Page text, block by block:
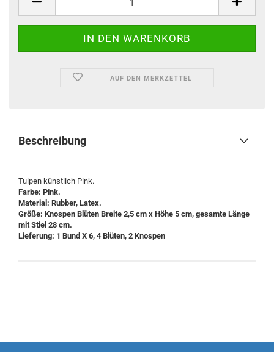
AUF DEN MERKZETTEL
Beschreibung
Tulpen künstlich Pink.
Farbe: Pink.
Material: Rubber, Latex.
Größe: Knospen Blüten Breite 2,5 cm x Höhe 5 cm, gesamte Länge
mit Stiel 28 cm.
Lieferung: 1 Bund X 6, 4 Blüten, 2 Knospen